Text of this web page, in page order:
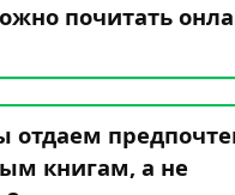
почитать
отдаем
книгам, а не